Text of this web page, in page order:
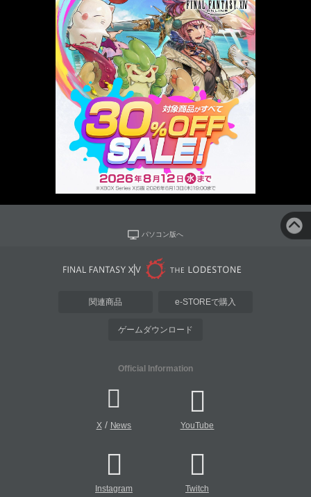
パソコン版へ
関連商品 e-STOREで購入
ゲームダウンロード
Official Information
X/ News YouTube
Instagram Twitch